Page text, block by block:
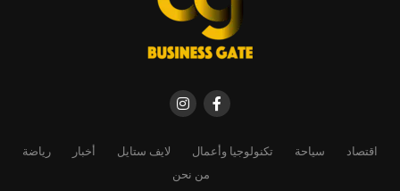
اقتصاد سياحة تكنولوجيا وأعمال لايف ستايل أخبار
رياضة
من نحن